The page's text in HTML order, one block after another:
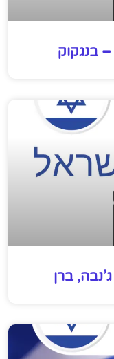
בנגקוק
ברן